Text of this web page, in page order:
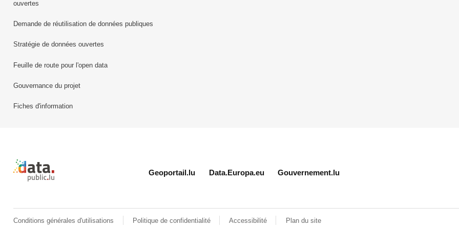
ouvertes
Demande de réutilisation de données publiques
Stratégie de données ouvertes
Feuille de route pour l'open data
Gouvernance du projet
Fiches d'information
Retour à l'accueil de data.public.lu
Geoportail.lu Data.Europa.eu Gouvernement.lu
Conditions générales d'utilisations Politique de confidentialité Accessibilité Plan du site